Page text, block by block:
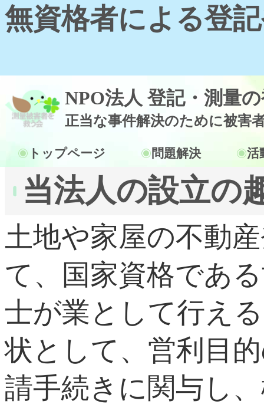
無資格者による登
NPO法人 登記・測量
正当な事件解決のために被害
トップページ 問題解決 活
当法人の設立の
土地や家屋の不動
て、国家資格であ
士が業として行え
状として、営利目
請手続きに関与し